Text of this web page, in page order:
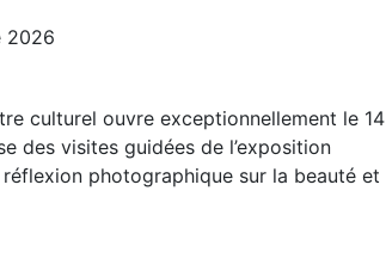
2026
culturel ouvre exceptionnellement le 14
des visites guidées de l’exposition
photographique sur la beauté et